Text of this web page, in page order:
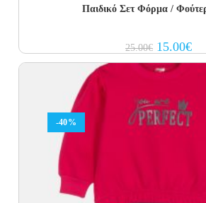
Παιδικό Σετ Φόρμα /
25.00€ Original
price
was:
25.00€.
15.00€
is:
-40%